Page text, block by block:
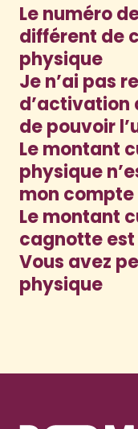
Le numéro
différent de
physique
Je n’ai pas
d’activation
de pouvoir
Le montant
physique
mon compte
Le montant
cagnotte
Vous avez
physique